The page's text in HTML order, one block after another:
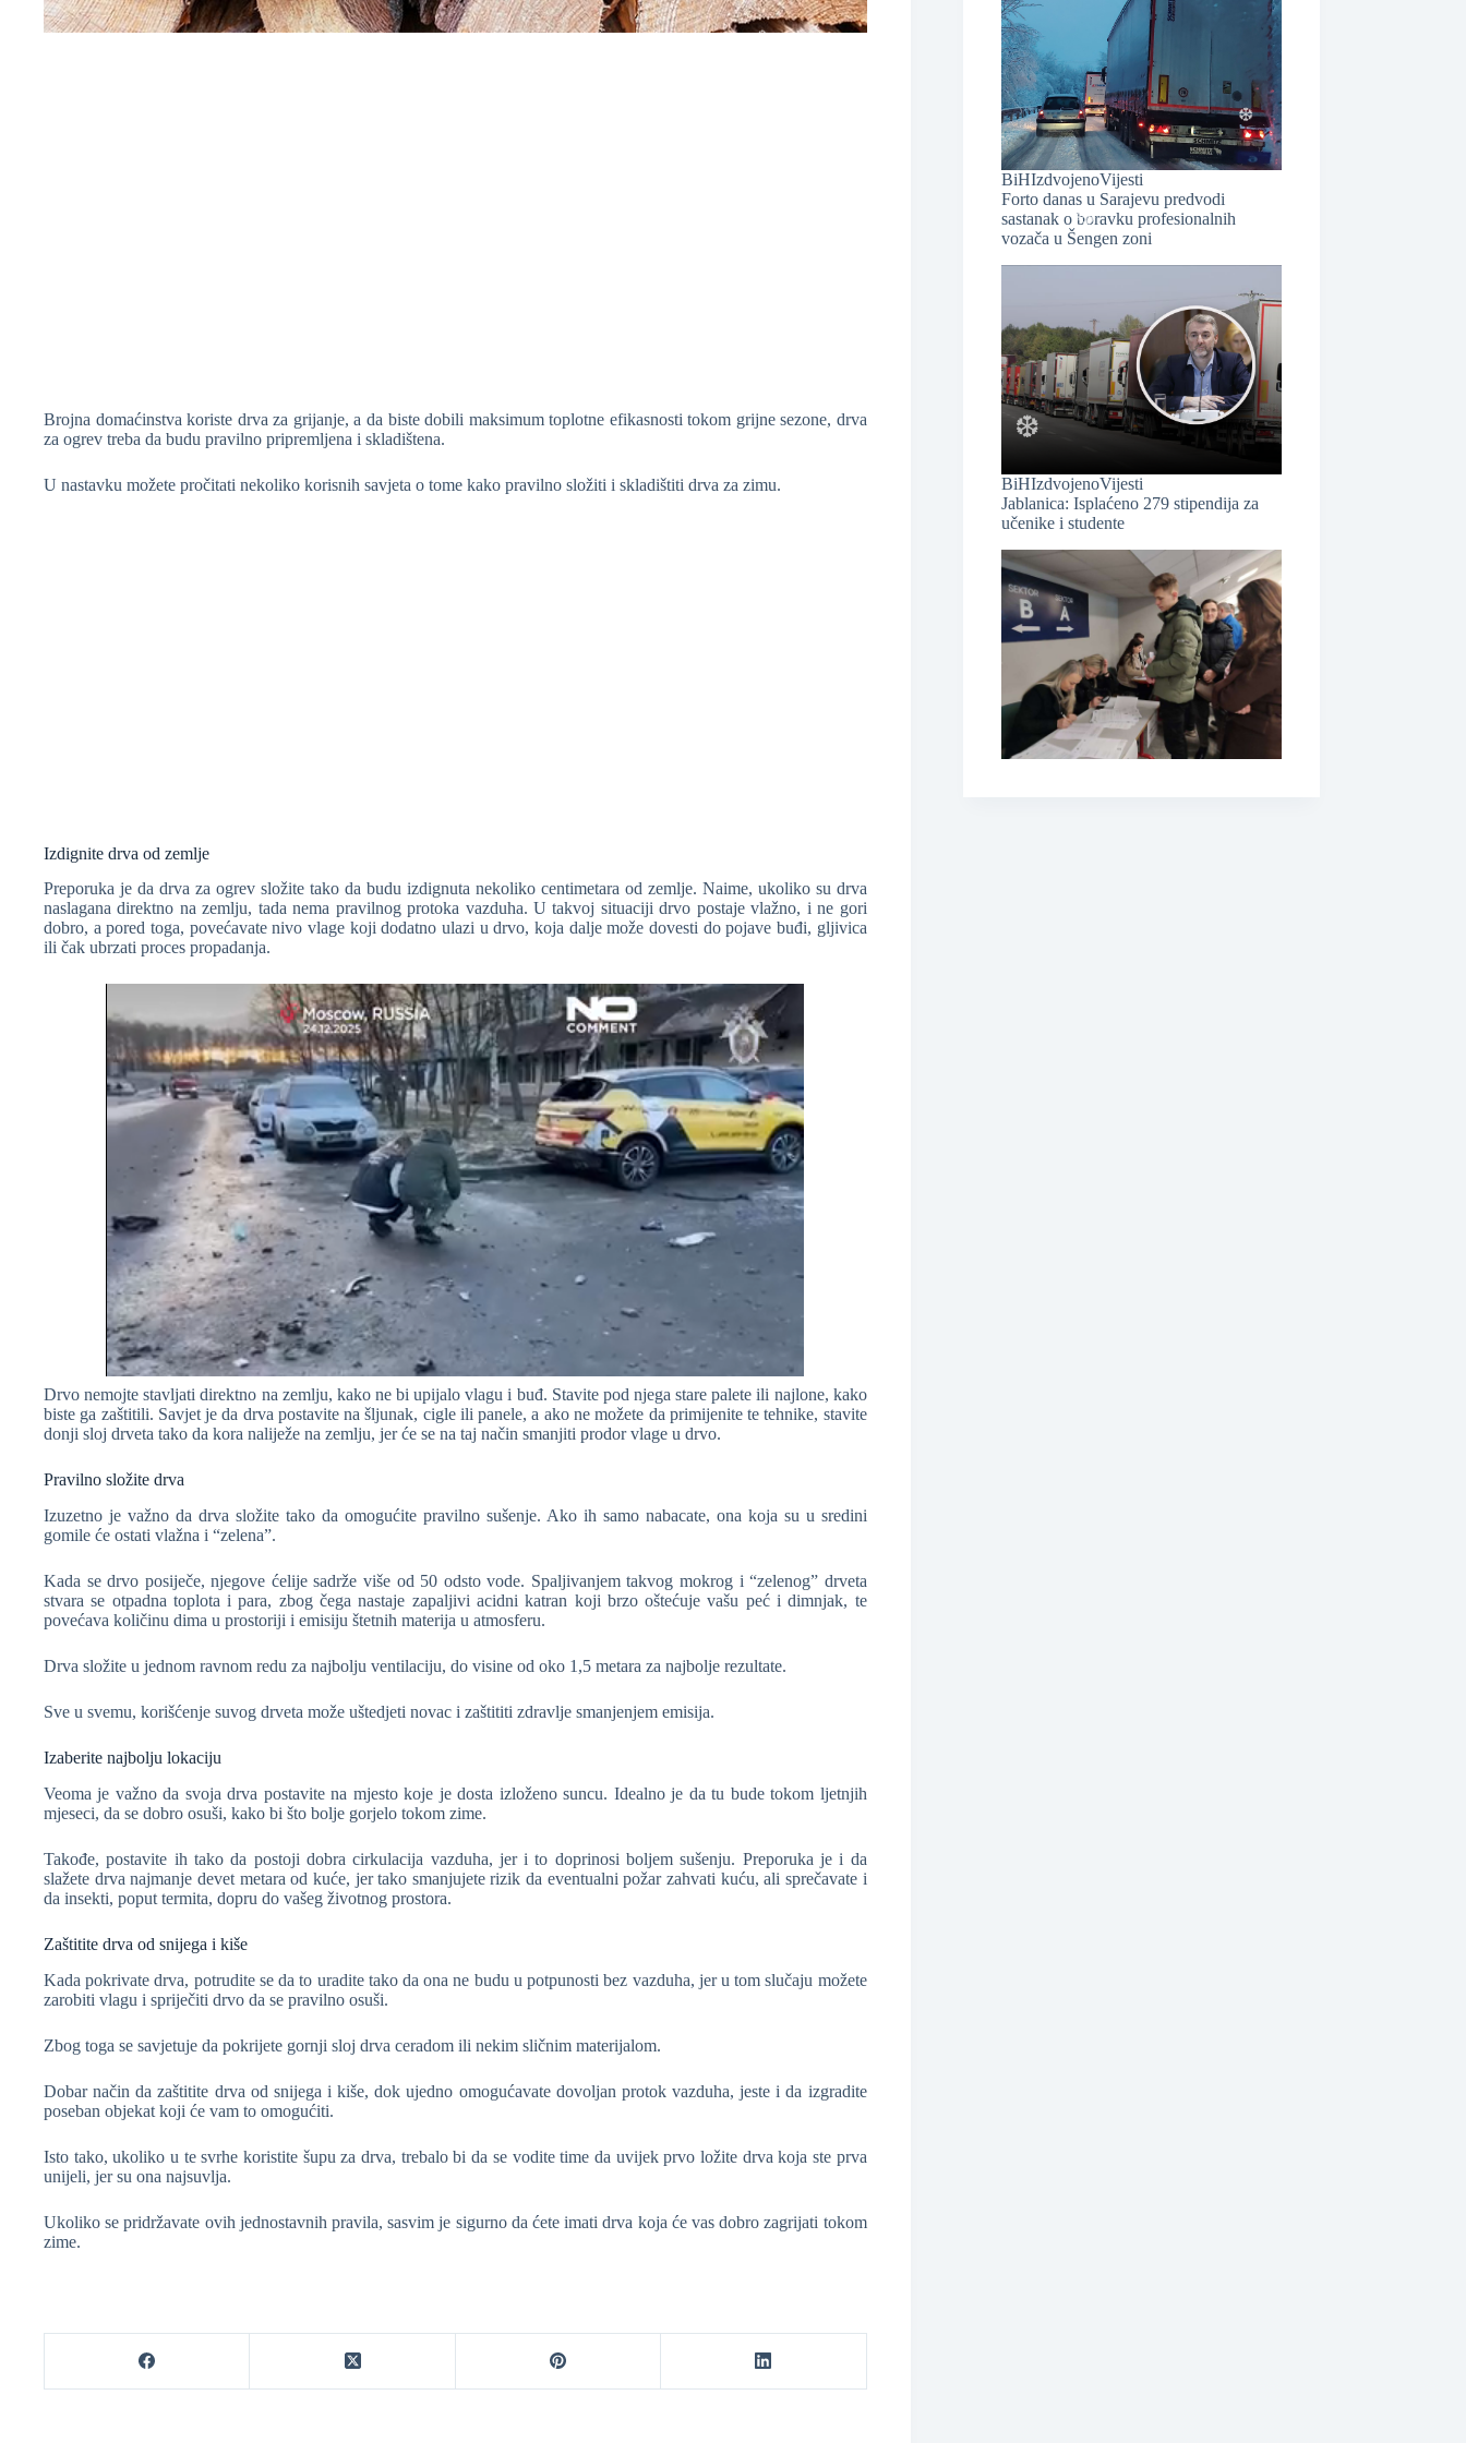
Brojna domaćinstva koriste drva za grijanje, a da biste dobili maksimum toplotne efikasnosti tokom grijne sezone, drva
za ogrev treba da budu pravilno pripremljena i skladištena.
U nastavku možete pročitati nekoliko korisnih savjeta o tome kako pravilno složiti i skladištiti drva za zimu.
Izdignite drva od zemlje
Preporuka je da drva za ogrev složite tako da budu izdignuta nekoliko centimetara od zemlje. Naime, ukoliko su drva
naslagana direktno na zemlju, tada nema pravilnog protoka vazduha. U takvoj situaciji drvo postaje vlažno, i ne gori
dobro, a pored toga, povećavate nivo vlage koji dodatno ulazi u drvo, koja dalje može dovesti do pojave buđi, gljivica
ili čak ubrzati proces propadanja.
Drvo nemojte stavljati direktno na zemlju, kako ne bi upijalo vlagu i buđ. Stavite pod njega stare palete ili najlone, kako
biste ga zaštitili. Savjet je da drva postavite na šljunak, cigle ili panele, a ako ne možete da primijenite te tehnike, stavite
donji sloj drveta tako da kora naliježe na zemlju, jer će se na taj način smanjiti prodor vlage u drvo.
Pravilno složite drva
Izuzetno je važno da drva složite tako da omogućite pravilno sušenje. Ako ih samo nabacate, ona koja su u sredini
gomile će ostati vlažna i “zelena”.
Kada se drvo posiječe, njegove ćelije sadrže više od 50 odsto vode. Spaljivanjem takvog mokrog i “zelenog” drveta
stvara se otpadna toplota i para, zbog čega nastaje zapaljivi acidni katran koji brzo oštećuje vašu peć i dimnjak, te
povećava količinu dima u prostoriji i emisiju štetnih materija u atmosferu.
Drva složite u jednom ravnom redu za najbolju ventilaciju, do visine od oko 1,5 metara za najbolje rezultate.
Sve u svemu, korišćenje suvog drveta može uštedjeti novac i zaštititi zdravlje smanjenjem emisija.
Izaberite najbolju lokaciju
Veoma je važno da svoja drva postavite na mjesto koje je dosta izloženo suncu. Idealno je da tu bude tokom ljetnjih
mjeseci, da se dobro osuši, kako bi što bolje gorjelo tokom zime.
Takođe, postavite ih tako da postoji dobra cirkulacija vazduha, jer i to doprinosi boljem sušenju. Preporuka je i da
slažete drva najmanje devet metara od kuće, jer tako smanjujete rizik da eventualni požar zahvati kuću, ali sprečavate i
da insekti, poput termita, dopru do vašeg životnog prostora.
Zaštitite drva od snijega i kiše
Kada pokrivate drva, potrudite se da to uradite tako da ona ne budu u potpunosti bez vazduha, jer u tom slučaju možete
zarobiti vlagu i spriječiti drvo da se pravilno osuši.
Zbog toga se savjetuje da pokrijete gornji sloj drva ceradom ili nekim sličnim materijalom.
Dobar način da zaštitite drva od snijega i kiše, dok ujedno omogućavate dovoljan protok vazduha, jeste i da izgradite
poseban objekat koji će vam to omogućiti.
Isto tako, ukoliko u te svrhe koristite šupu za drva, trebalo bi da se vodite time da uvijek prvo ložite drva koja ste prva
unijeli, jer su ona najsuvlja.
Ukoliko se pridržavate ovih jednostavnih pravila, sasvim je sigurno da ćete imati drva koja će vas dobro zagrijati tokom
zime.
BiHIzdvojenoVijesti
Forto danas u Sarajevu predvodi
sastanak o boravku profesionalnih
vozača u Šengen zoni
BiHIzdvojenoVijesti
Jablanica: Isplaćeno 279 stipendija za
učenike i studente
❆
❆
❆
❆
❆